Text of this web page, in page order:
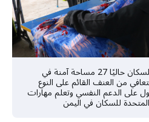
يدعم صندوق الأمم المتحدة للسكان حاليًا 27 مساحة آمنة في
من العنف القائم على النوع
على الدعم النفسي وتعلم مهارات
للسكان في اليمن